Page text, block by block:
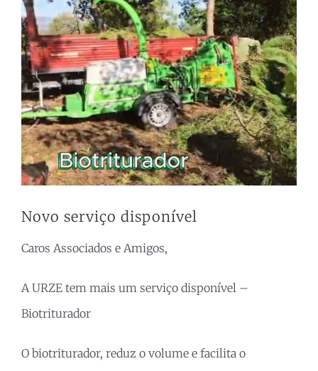
Image
Novo serviço disponível
Caros Associados e Amigos,
A URZE tem mais um serviço disponível –
Biotriturador
O biotriturador, reduz o volume e facilita o